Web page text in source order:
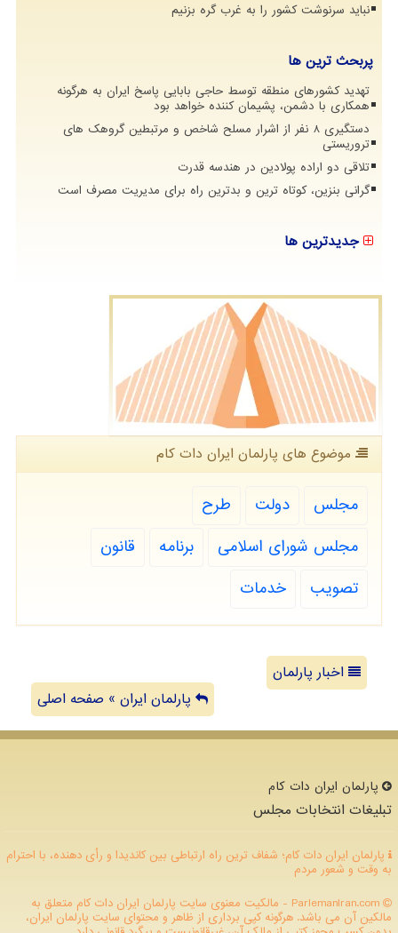
نباید سرنوشت کشور را به غرب گره بزنیم
پربحث ترین ها
تهدید کشورهای منطقه توسط حاجی بابایی پاسخ ایران به هرگونه
همکاری با دشمن، پشیمان کننده خواهد بود
دستگیری 8 نفر از اشرار مسلح شاخص و مرتبطین گروهک های
تروریستی
تلاقی دو اراده پولادین در هندسه قدرت
گرانی بنزین، کوتاه ترین و بدترین راه برای مدیریت مصرف است
جدیدترین ها
موضوع های پارلمان ایران دات كام
مجلس دولت
طرح
مجلس شورای اسلامی
برنامه
قانون
تصویب
خدمات
اخبار پارلمان
پارلمان ایران » صفحه اصلی
پارلمان ایران دات كام
تبلیغات انتخابات مجلس
پارلمان ایران دات کام؛ شفاف ترین راه ارتباطی بین کاندیدا و رأی دهنده، با احترام
به وقت و شعور مردم
ParlemanIran.com - مالکیت معنوی سایت پارلمان ایران دات كام متعلق به
مالکین آن می باشد. هرگونه کپی برداری از ظاهر و محتوای سایت پارلمان ایران،